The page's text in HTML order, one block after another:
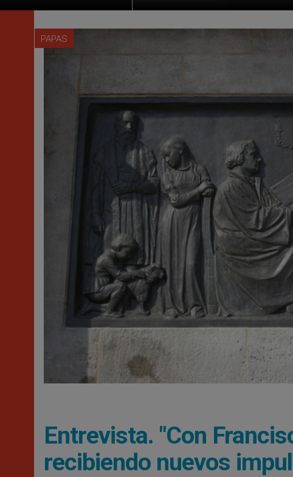
PAPAS
Entrevista. "Con
recibiendo nuevos